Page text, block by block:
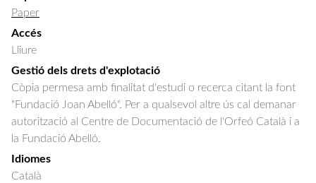
Paper
Accés
Lliure
Gestió dels drets d'explotació
Còpia permesa amb finalitat d'estudi o recerca citant la font
"Fundació Joan Abelló". Per a qualsevol altre ús cal demanar
autorització al Centre de Documentació de l'Orfeó Català i a
la Fundació Abelló.
Idiomes
Català